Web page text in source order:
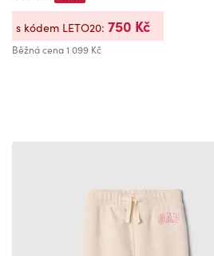
Běžná cena1 099 Kč
s kódem LETO20: 750 Kč